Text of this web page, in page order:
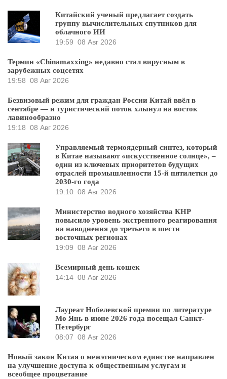
Китайский ученый предлагает создать
группу вычислительных спутников для
облачного ИИ
19:59 08 Авг 2026
Термин «Chinamaxxing» недавно стал вирусным в
зарубежных соцсетях
19:58 08 Авг 2026
Безвизовый режим для граждан России Китай ввёл в
сентябре — и туристический поток хлынул на восток
лавинообразно
19:18 08 Авг 2026
Управляемый термоядерный синтез, который
в Китае называют «искусственное солнце», –
один из ключевых приоритетов будущих
отраслей промышленности 15-й пятилетки до
2030-го года
19:10 08 Авг 2026
Министерство водного хозяйства КНР
повысило уровень экстренного реагирования
на наводнения до третьего в шести
восточных регионах
19:09 08 Авг 2026
Всемирный день кошек
14:14 08 Авг 2026
Лауреат Нобелевской премии по литературе
Мо Янь в июне 2026 года посещал Санкт-
Петербург
08:07 08 Авг 2026
Новый закон Китая о межэтническом единстве направлен
на улучшение доступа к общественным услугам и
всеобщее процветание